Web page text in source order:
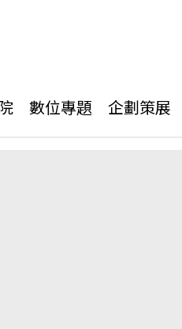
數位專題 企劃策展